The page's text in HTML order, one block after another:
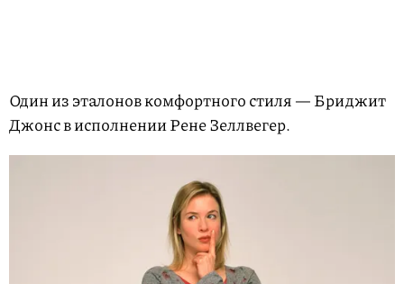
Один из эталонов комфортного стиля — Бриджит
Джонс в исполнении Рене Зеллвегер.